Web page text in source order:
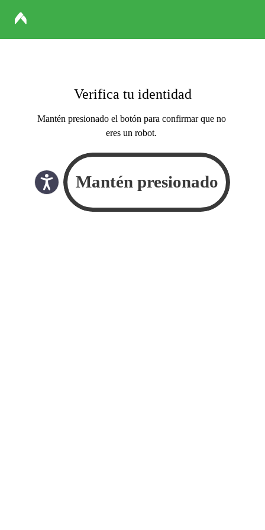
Verifica tu identidad
Mantén presionado el botón para confirmar que no
eres un robot.